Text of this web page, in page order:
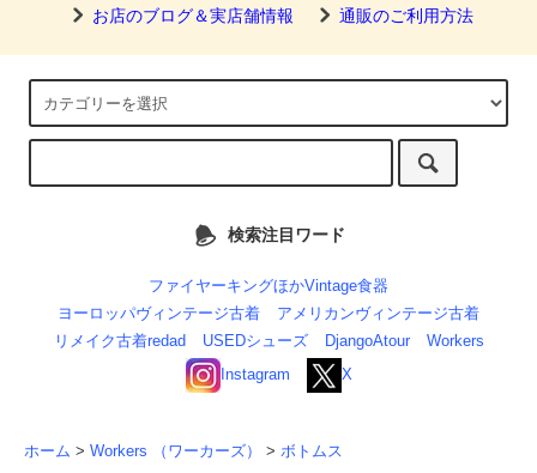
お店のブログ＆実店舗情報 通販のご利用方法
検索注目ワード
ファイヤーキングほかVintage食器
ヨーロッパヴィンテージ古着
アメリカンヴィンテージ古着
リメイク古着redad
USEDシューズ DjangoAtour
Workers
Instagram
X
ホーム > Workers （ワーカーズ） > ボトムス